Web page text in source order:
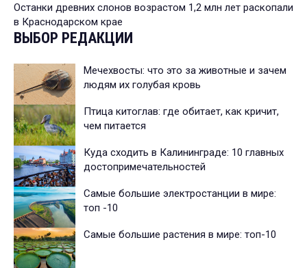
Останки древних слонов возрастом 1,2 млн лет раскопали
в Краснодарском крае
ВЫБОР РЕДАКЦИИ
Мечехвосты: что это за животные и зачем
людям их голубая кровь
Птица китоглав: где обитает, как кричит,
чем питается
Куда сходить в Калининграде: 10 главных
достопримечательностей
Самые большие электростанции в мире:
топ -10
Самые большие растения в мире: топ-10